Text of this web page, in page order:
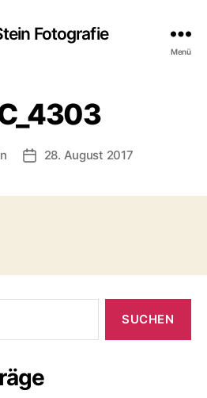
Fotografie
Menü
Veröffentlichungsdatum
28. August 2017